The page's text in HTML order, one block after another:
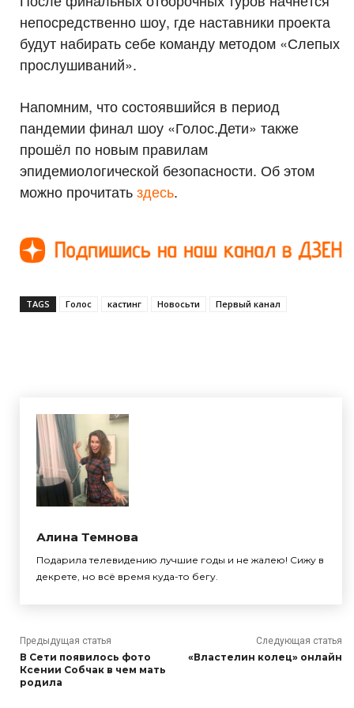
непосредственно шоу, где наставники проекта
будут набирать себе команду методом «Слепых
прослушиваний».
Напомним, что состоявшийся в период
пандемии финал шоу «Голос.Дети» также
прошёл по новым правилам
эпидемиологической безопасности. Об этом
можно прочитатьздесь.
TAGS Голос кастинг Новосьти Первый канал
Алина Темнова
Подарила телевидению лучшие годы и не жалею! Сижу в
декрете, но всё время куда-то бегу.
Предыдущая статья
В Сети появилось фото
Ксении Собчак в чем мать
родила
Следующая статья
«Властелин колец» онлайн